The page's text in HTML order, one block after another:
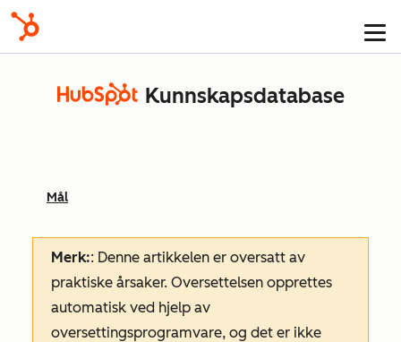
Kunnskapsdatabase
Mål
Merk:: Denne artikkelen er oversatt av
praktiske årsaker. Oversettelsen opprettes
automatisk ved hjelp av
oversettingsprogramvare, og det er ikke